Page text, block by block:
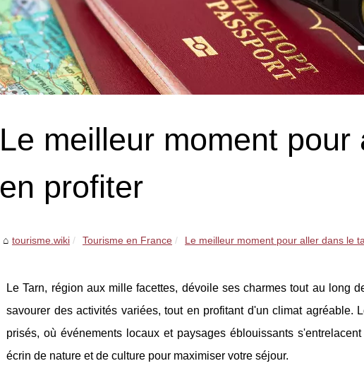
Le meilleur moment
en profiter
tourisme.wiki Tourisme en France Le meilleur moment pour aller dans le
Le Tarn, région aux mille facettes, dévoile ses charmes tout au long
savourer des activités variées, tout en profitant d'un climat agréable.
prisés, où événements locaux et paysages éblouissants
écrin de nature et de culture pour maximiser votre séjour.